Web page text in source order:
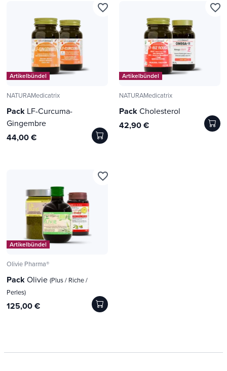
Artikelbündel
NATURAMedicatrix
Pack LF-Curcuma-
Gingembre
44,00 €
favorite_border
Artikelbündel
NATURAMedicatrix
PackCholesterol
42,90 €
favorite_border
Artikelbündel
Olivie Pharma®
PackOlivie (Plus / Riche /
Perles)
125,00 €
favorite_border